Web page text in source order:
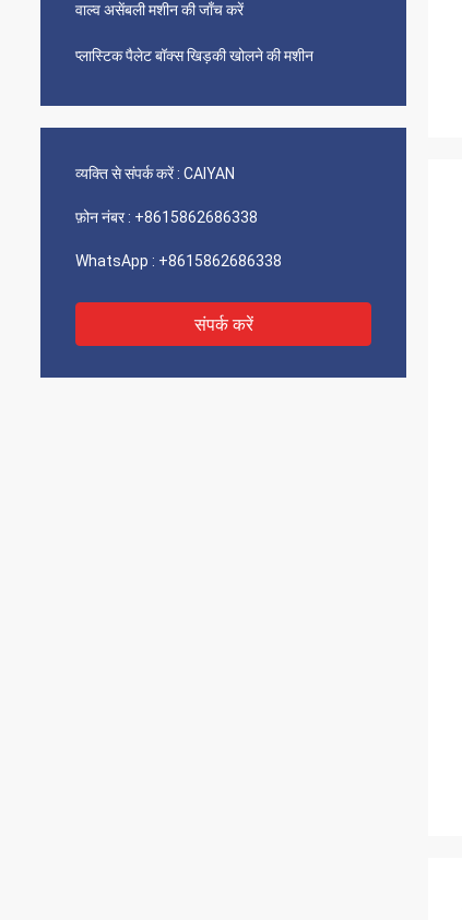
वाल्व असेंबली मशीन की जाँच करें
प्लास्टिक पैलेट बॉक्स खिड़की खोलने की मशीन
व्यक्ति से संपर्क करें : CAIYAN
फ़ोन नंबर : +8615862686338
WhatsApp : +8615862686338
संपर्क करें